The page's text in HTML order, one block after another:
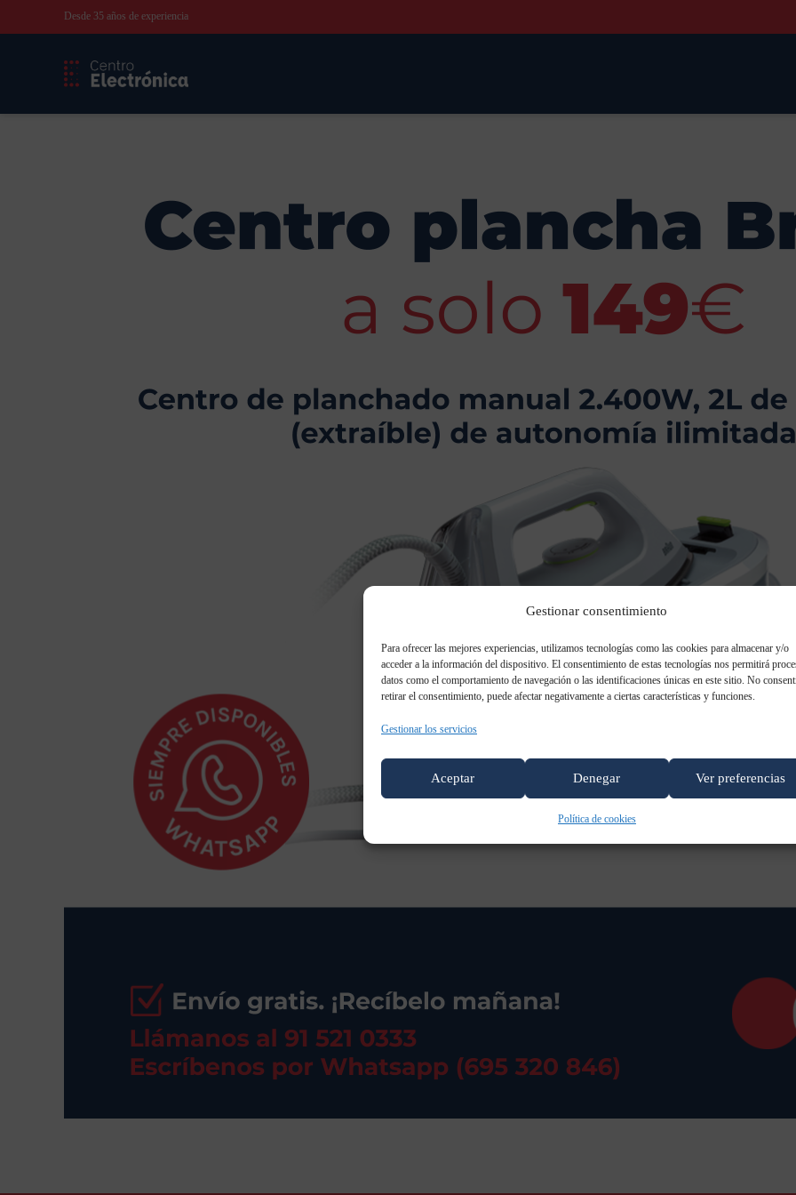
Gestionar consentimiento
Para ofrecer las mejores experiencias, utilizamos tecnologías como las cookies para almacenar y/o
acceder a la información del dispositivo. El consentimiento de estas tecnologías nos permitirá
datos como el comportamiento de navegación o las identificaciones únicas en este sitio. No
retirar el consentimiento, puede afectar negativamente a ciertas características y funciones.
Gestionar los servicios
Aceptar Denegar Ver preferencias
Política de cookies
Desde 35 años de experiencia